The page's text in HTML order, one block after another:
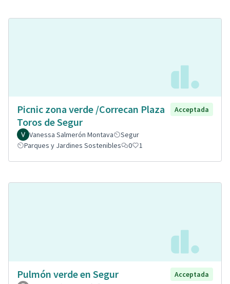
Picnic zona verde /Correcan Plaza
Toros de Segur
Acceptada
Vanessa Salmerón Montava
Segur
Parques y Jardines Sostenibles
0 1
Pulmón verde en Segur
Acceptada